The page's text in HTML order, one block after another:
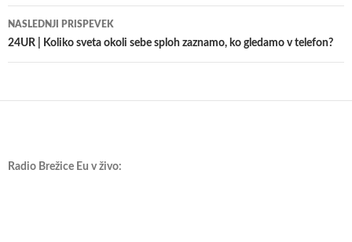
prispevkih
NASLEDNJI PRISPEVEK
24UR | Koliko sveta okoli sebe sploh zaznamo, ko gledamo v telefon?
Radio Brežice Eu v živo: